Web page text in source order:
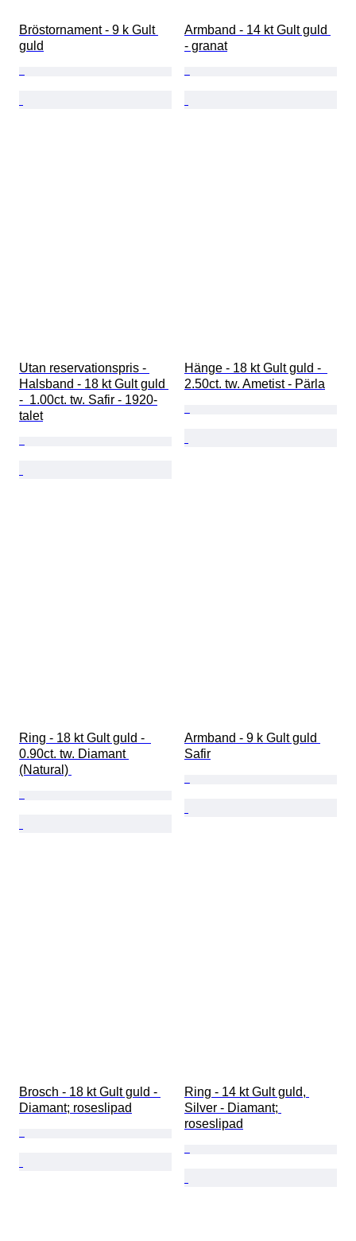
Bröstornament - 9 k Gult
guld
Armband - 14 kt Gult guld
- granat
Utan reservationspris -
Halsband - 18 kt Gult guld
-  1.00ct. tw. Safir - 1920-
talet
Hänge - 18 kt Gult guld -
2.50ct. tw. Ametist - Pärla
Ring - 18 kt Gult guld -
0.90ct. tw. Diamant
(Natural)
Armband - 9 k Gult guld
Safir
Brosch - 18 kt Gult guld -
Diamant; roseslipad
Ring - 14 kt Gult guld,
Silver - Diamant;
roseslipad